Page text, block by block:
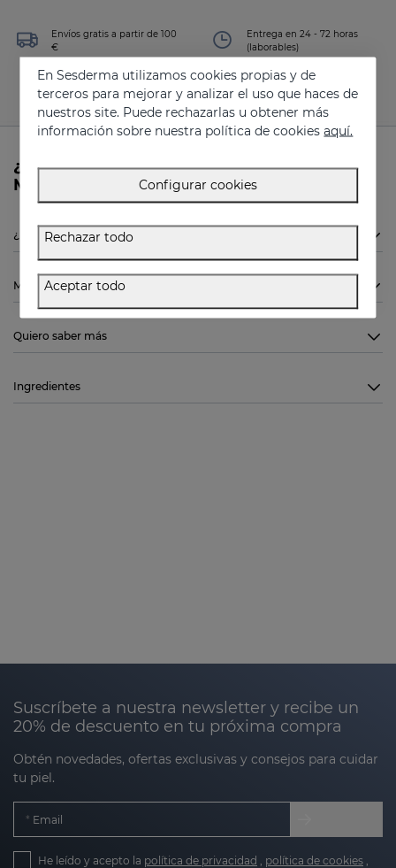
Envíos gratis a partir de 100
€
Entrega en 24 - 72 horas
(laborables)
¿Necesitas más información sobre
MELATONIN 15x20ml de Sesderma?
¿Está indicado el MELATONIN 15x20ml de Sesderma para mí?
Modo de empleo
Quiero saber más
Ingredientes
Suscríbete a nuestra newsletter y recibe un
20% de descuento en tu próxima compra
Obtén novedades, ofertas exclusivas y consejos para cuidar
tu piel.
Email
He leído y acepto la política de privacidad política de cookies
En Sesderma utilizamos cookies propias y de
terceros para mejorar y analizar el uso que haces de
nuestros site. Puede rechazarlas u obtener más
información sobre nuestra política de cookiesaquí.
Configurar cookies
Rechazar todo
Aceptar todo